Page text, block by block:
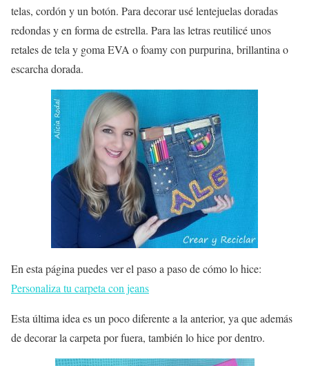
telas, cordón y un botón. Para decorar usé lentejuelas doradas
redondas y en forma de estrella. Para las letras reutilicé unos
retales de tela y goma EVA o foamy con purpurina, brillantina o
escarcha dorada.
En esta página puedes ver el paso a paso de cómo lo hice:
Personaliza tu carpeta con jeans
Esta última idea es un poco diferente a la anterior, ya que además
de decorar la carpeta por fuera, también lo hice por dentro.